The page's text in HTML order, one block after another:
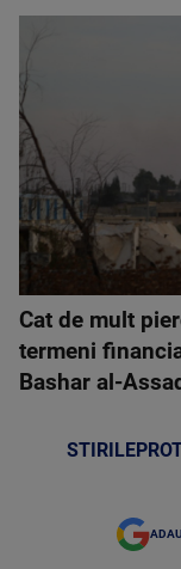
Cat de mult
termeni
Bashar al-